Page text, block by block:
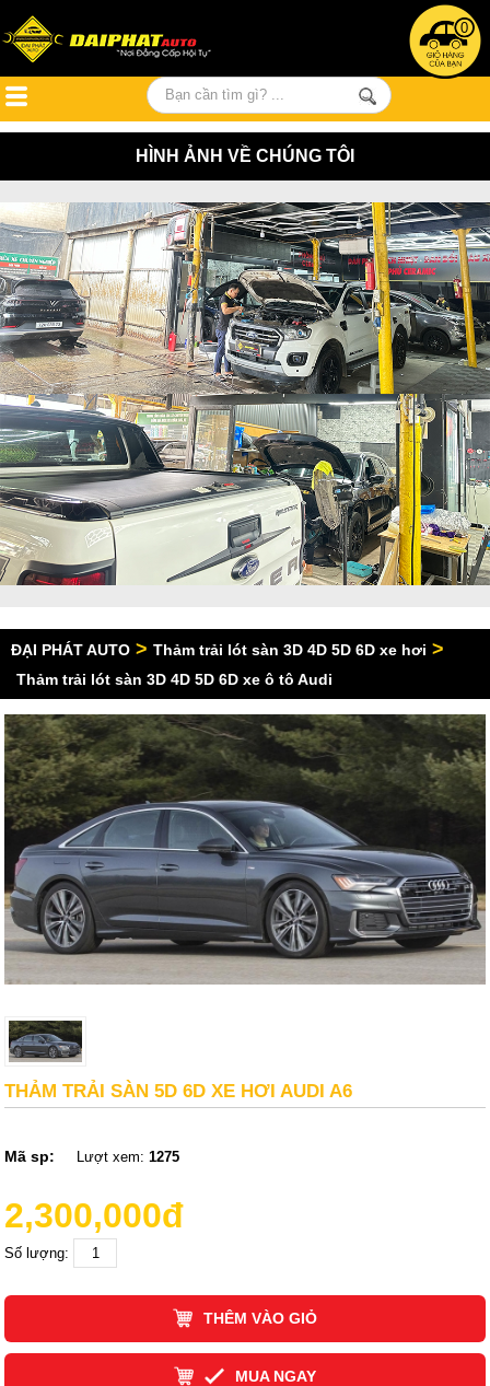
0
HÌNH ẢNH VỀ CHÚNG TÔI
ĐẠI PHÁT AUTO > Thảm trải lót sàn 3D 4D 5D 6D xe hơi >
Thảm trải lót sàn 3D 4D 5D 6D xe ô tô Audi
THẢM TRẢI SÀN 5D 6D XE HƠI AUDI A6
Mã sp: Lượt xem:1275
2,300,000đ
Số lượng:
THÊM VÀO GIỎ
MUA NGAY